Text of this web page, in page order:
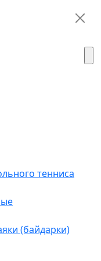
тенниса
(байдарки)